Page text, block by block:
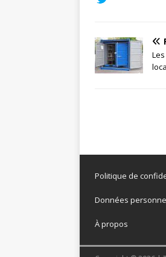
Politique de
Données
À propos